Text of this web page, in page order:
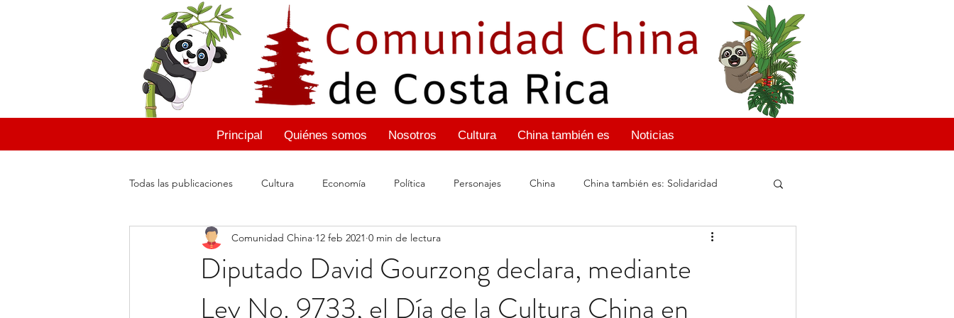
Principal Quiénes somos Nosotros Cultura China también es Noticias
Todas las publicaciones Cultura Economía Política Personajes China China también es: Solidaridad
Cuentos Chinos Moisés León Visas chinas China también es: Conquista espacia
Diputado David Gourzong declara, mediante
Ley No. 9733, el Día de la Cultura China en
Comunidad China 12 feb 2021 0 min de lectura